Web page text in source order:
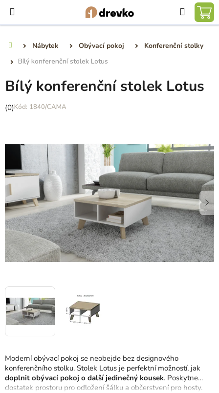
obsah
Hledat
Nábytek Obývací pokoj
Konferenční stolky
Bílý konferenční stolek Lotus
Moderní obývací pokoj se neobejde bez designového
konferenčního stolku. Stolek Lotus je perfektní možností, jak
doplnit obývací pokoj o další jedinečný kousek. Poskytne
dostatek prostoru pro odložení šálku a občerstvení pro hosty.
Bílý konferenční stolek Lotus
Průměrné
0,0
hvězdiček.
(0) 1840/CAMA